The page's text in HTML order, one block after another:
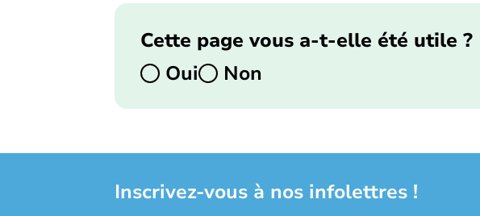
Cette page vous a-t-elle été utile ?
Oui
Non
Inscrivez-vous à nos infolettres !